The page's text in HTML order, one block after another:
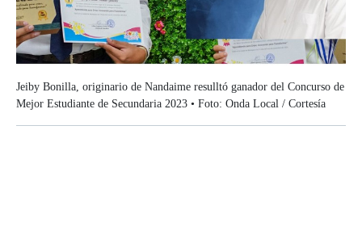
Jeiby Bonilla, originario de Nandaime resulltó ganador del Concurso de
Mejor Estudiante de Secundaria 2023 • Foto: Onda Local / Cortesía